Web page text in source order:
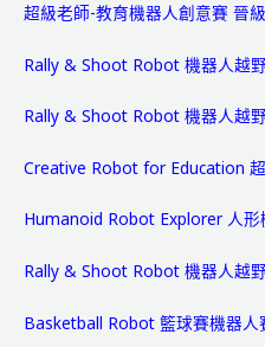
超級老師-教育機器人創意賽 晉
Rally & Shoot Robot 機器人越
Rally & Shoot Robot 機器人越
Creative Robot for Education
Humanoid Robot Explorer 人形
Rally & Shoot Robot 機器人越
Basketball Robot 籃球賽機器人